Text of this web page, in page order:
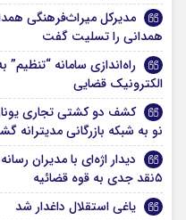
مدیرکل میراث‌فرهنگی
همدانی را تسلیت گفت
راه‌اندازی سامانه
الکترونیک قضایی
کشف دو کشتی تجاری
نو به شبکه بازرگانی مدیترانه
دیدار اژه‌ای با مدیران
۵نقد جدی به قوه قضائیه
یاغی استقلال داغدار شد